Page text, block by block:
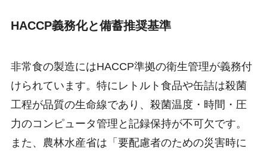
HACCP義務化と備蓄推奨基準
非常食の製造にはHACCP準拠の衛生管理が義務付
けられています。特にレトルト食品や缶詰は殺菌
工程が品質の生命線であり、殺菌温度・時間・圧
力のコンピュータ管理と記録保持が不可欠です。
また、農林水産省は「要配慮者のための災害時に